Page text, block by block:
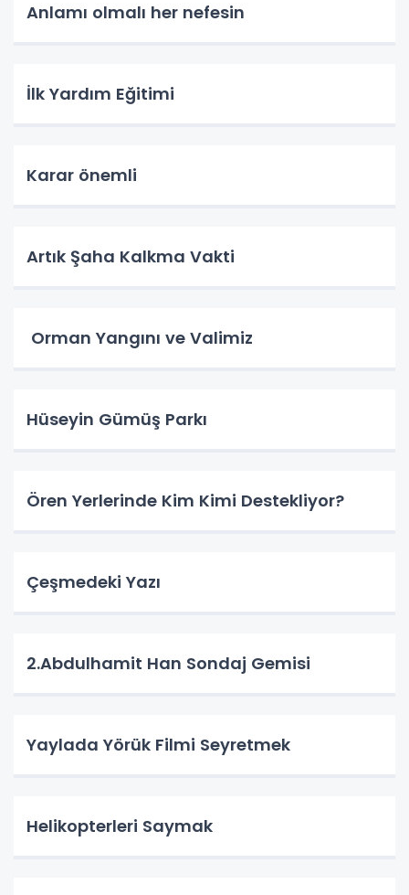
Anlamı olmalı her nefesin
İlk Yardım Eğitimi
Karar önemli
Artık Şaha Kalkma Vakti
Orman Yangını ve Valimiz
Hüseyin Gümüş Parkı
Ören Yerlerinde Kim Kimi Destekliyor?
Çeşmedeki Yazı
2.Abdulhamit Han Sondaj Gemisi
Yaylada Yörük Filmi Seyretmek
Helikopterleri Saymak